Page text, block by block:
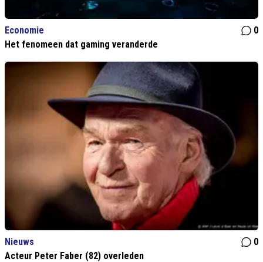
Economie
0
Het fenomeen dat gaming veranderde
Nieuws
0
Acteur Peter Faber (82) overleden